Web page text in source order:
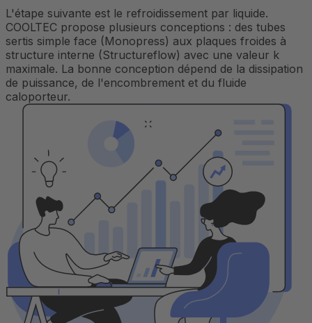
L'étape suivante est le refroidissement par liquide.
COOLTEC propose plusieurs conceptions : des tubes
sertis simple face (Monopress) aux plaques froides à
structure interne (Structureflow) avec une valeur k
maximale. La bonne conception dépend de la dissipation
de puissance, de l'encombrement et du fluide
caloporteur.